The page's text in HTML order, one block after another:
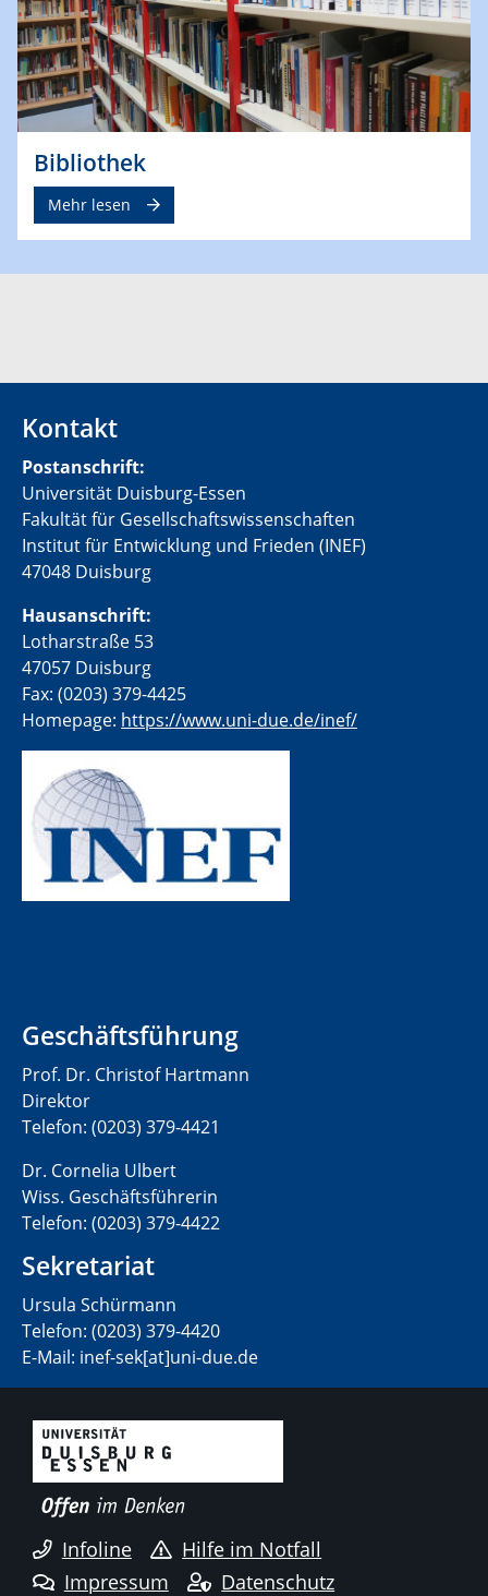
Bibliothek
Mehr lesen
Kontakt
Postanschrift:
Universität Duisburg-Essen
Fakultät für Gesellschaftswissenschaften
Institut für Entwicklung und Frieden (INEF)
47048 Duisburg
Hausanschrift:
Lotharstraße 53
47057 Duisburg
Fax: (0203) 379-4425
Homepage: https://www.uni-due.de/inef/
Geschäftsführung
Prof. Dr. Christof Hartmann
Direktor
Telefon: (0203) 379-4421
Dr. Cornelia Ulbert
Wiss. Geschäftsführerin
Telefon: (0203) 379-4422
Sekretariat
Ursula Schürmann
Telefon: (0203) 379-4420
E-Mail: inef-sek[at]uni-due.de
Infoline
Hilfe im Notfall
Impressum
Datenschutz